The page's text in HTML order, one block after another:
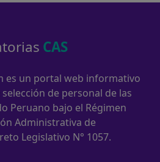
CAS
es un portal web informativo
de personal de las
Peruano bajo el Régimen
Administrativa de
Legislativo N° 1057.